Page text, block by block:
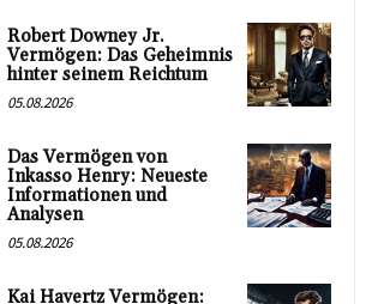
Robert Downey Jr.
Vermögen: Das Geheimnis
hinter seinem Reichtum
05.08.2026
Das Vermögen von
Inkasso Henry: Neueste
Informationen und
Analysen
05.08.2026
Kai Havertz Vermögen: